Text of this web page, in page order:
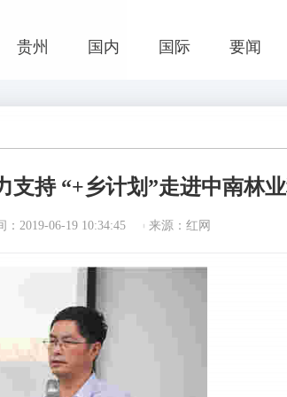
贵州 国内 国际 要闻
支持 “+乡计划”走进中南林
：2019-06-19 10:34:45 来源：红网